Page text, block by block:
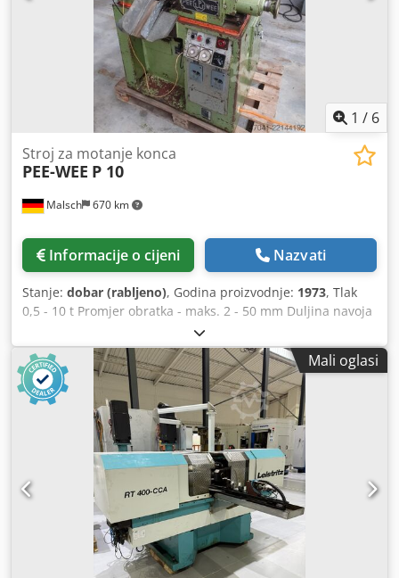
1 / 6
Malsch 670 km
Stroj za motanje konca
PEE-WEE P 10
Informacije o cijeni Nazvati
Stanje: dobar (rabljeno), Godina proizvodnje: 1973, Tlak
0,5 - 10 t Promjer obratka - maks. 2 - 50 mm Duljina navoja
2000 mm Nagib u mm 3 mm Promjer prihvata valjčne
vretena 54 mm Promjer alata 145 mm Brzina vrtnje valjčne
vretena 41 - 129 o/min Hod 0 - 8 mm Ukupna potrebna
snaga 4,5 kW Težina stroja cca 1,3 t Dimenzije cca 1,3 x 1,2
x 1,2 m Dcsdpfx Aszd Hhaskvok Uključuje uređaj za utovar.
Mali oglasi